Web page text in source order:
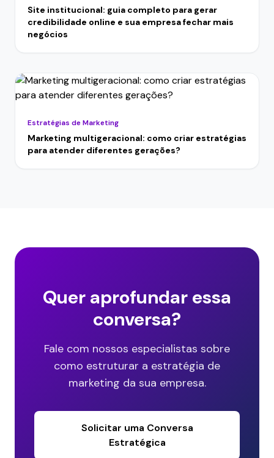
Site institucional: guia completo para gerar
credibilidade online e sua empresa fechar mais
negócios
Estratégias de Marketing
Marketing multigeracional: como criar estratégias
para atender diferentes gerações?
Quer aprofundar essa
conversa?
Fale com nossos especialistas sobre
como estruturar a estratégia de
marketing da sua empresa.
Solicitar uma Conversa
Estratégica